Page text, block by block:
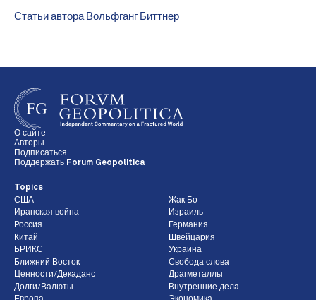
Статьи автора Вольфганг Биттнер
О сайте
Авторы
Подписаться
Поддержать Forum Geopolitica
Topics
США
Жак Бо
Иранская война
Израиль
Россия
Германия
Китай
Швейцария
БРИКС
Украина
Ближний Восток
Свобода слова
Ценности/Декаданс
Драгметаллы
Долги/Валюты
Внутренние дела